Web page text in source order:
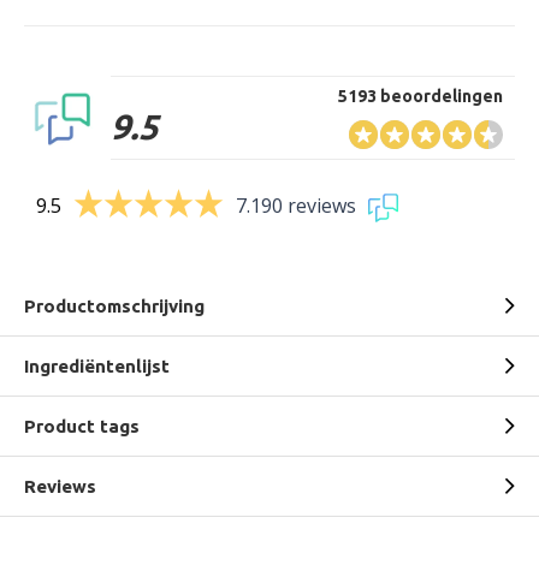
9.5
5193 beoordelingen
9.5 7.190 reviews
Productomschrijving
Ingrediëntenlijst
Product tags
Reviews